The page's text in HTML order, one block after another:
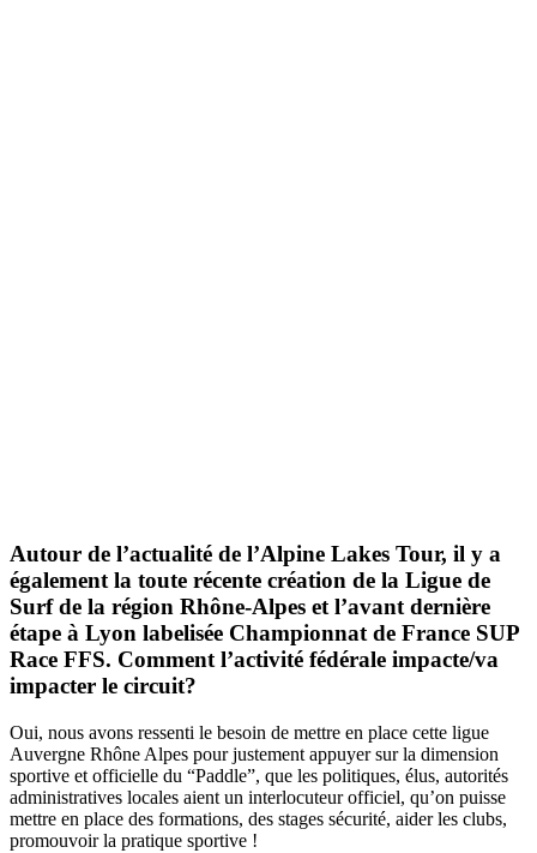
Autour de l’actualité de l’Alpine Lakes Tour, il y a
également la toute récente création de la Ligue de
Surf de la région Rhône-Alpes et l’avant dernière
étape à Lyon labelisée Championnat de France SUP
Race FFS. Comment l’activité fédérale impacte/va
impacter le circuit?
Oui, nous avons ressenti le besoin de mettre en place cette ligue
Auvergne Rhône Alpes pour justement appuyer sur la dimension
sportive et officielle du “Paddle”, que les politiques, élus, autorités
administratives locales aient un interlocuteur officiel, qu’on puisse
mettre en place des formations, des stages sécurité, aider les clubs,
promouvoir la pratique sportive !